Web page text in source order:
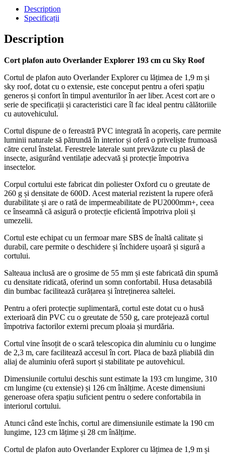
Description
Specificații
Description
Cort plafon auto Overlander Explorer 193 cm cu Sky Roof
Cortul de plafon auto Overlander Explorer cu lățimea de 1,9 m și
sky roof, dotat cu o extensie, este conceput pentru a oferi spațiu
generos și confort în timpul aventurilor în aer liber. Acest cort are o
serie de specificații și caracteristici care îl fac ideal pentru călătoriile
cu autovehiculul.
Cortul dispune de o fereastră PVC integrată în acoperiș, care permite
luminii naturale să pătrundă în interior și oferă o priveliște frumoasă
către cerul înstelat. Ferestrele laterale sunt prevăzute cu plasă de
insecte, asigurând ventilație adecvată și protecție împotriva
insectelor.
Corpul cortului este fabricat din poliester Oxford cu o greutate de
260 g și densitate de 600D. Acest material rezistent la rupere oferă
durabilitate și are o rată de impermeabilitate de PU2000mm+, ceea
ce înseamnă că asigură o protecție eficientă împotriva ploii și
umezelii.
Cortul este echipat cu un fermoar mare SBS de înaltă calitate și
durabil, care permite o deschidere și închidere ușoară și sigură a
cortului.
Salteaua inclusă are o grosime de 55 mm și este fabricată din spumă
cu densitate ridicată, oferind un somn confortabil. Husa detasabilă
din bumbac facilitează curățarea și întreținerea saltelei.
Pentru a oferi protecție suplimentară, cortul este dotat cu o husă
exterioară din PVC cu o greutate de 550 g, care protejează cortul
împotriva factorilor externi precum ploaia și murdăria.
Cortul vine însoțit de o scară telescopica din aluminiu cu o lungime
de 2,3 m, care facilitează accesul în cort. Placa de bază pliabilă din
aliaj de aluminiu oferă suport și stabilitate pe autovehicul.
Dimensiunile cortului deschis sunt estimate la 193 cm lungime, 310
cm lungime (cu extensie) și 126 cm înălțime. Aceste dimensiuni
generoase ofera spațiu suficient pentru o sedere confortabila in
interiorul cortului.
Atunci când este închis, cortul are dimensiunile estimate la 190 cm
lungime, 123 cm lățime și 28 cm înălțime.
Cortul de plafon auto Overlander Explorer cu lățimea de 1,9 m și